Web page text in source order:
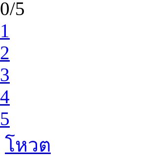
0/5
1
2
3
4
5
โหวต